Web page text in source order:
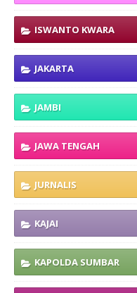
ISWANTO KWARA
JAKARTA
JAMBI
JAWA TENGAH
JURNALIS
KAJAI
KAPOLDA SUMBAR